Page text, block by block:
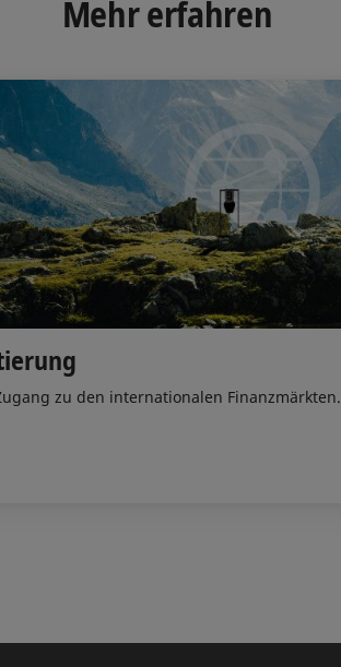
I
n
o
k
Mehr erfahren
zu den internationalen Finanzmärkten.